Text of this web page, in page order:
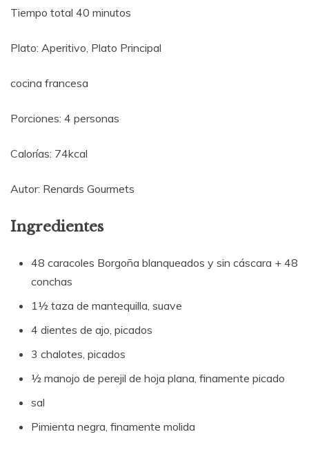
Tiempo total 40 minutos
Plato: Aperitivo, Plato Principal
cocina francesa
Porciones: 4 personas
Calorías: 74kcal
Autor: Renards Gourmets
Ingredientes
48 caracoles Borgoña blanqueados y sin cáscara + 48
conchas
1½ taza de mantequilla, suave
4 dientes de ajo, picados
3 chalotes, picados
½ manojo de perejil de hoja plana, finamente picado
sal
Pimienta negra, finamente molida